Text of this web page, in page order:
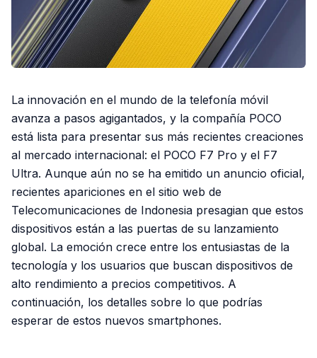
La innovación en el mundo de la telefonía móvil
avanza a pasos agigantados, y la compañía POCO
está lista para presentar sus más recientes creaciones
al mercado internacional: el POCO F7 Pro y el F7
Ultra. Aunque aún no se ha emitido un anuncio oficial,
recientes apariciones en el sitio web de
Telecomunicaciones de Indonesia presagian que estos
dispositivos están a las puertas de su lanzamiento
global. La emoción crece entre los entusiastas de la
tecnología y los usuarios que buscan dispositivos de
alto rendimiento a precios competitivos. A
continuación, los detalles sobre lo que podrías
esperar de estos nuevos smartphones.